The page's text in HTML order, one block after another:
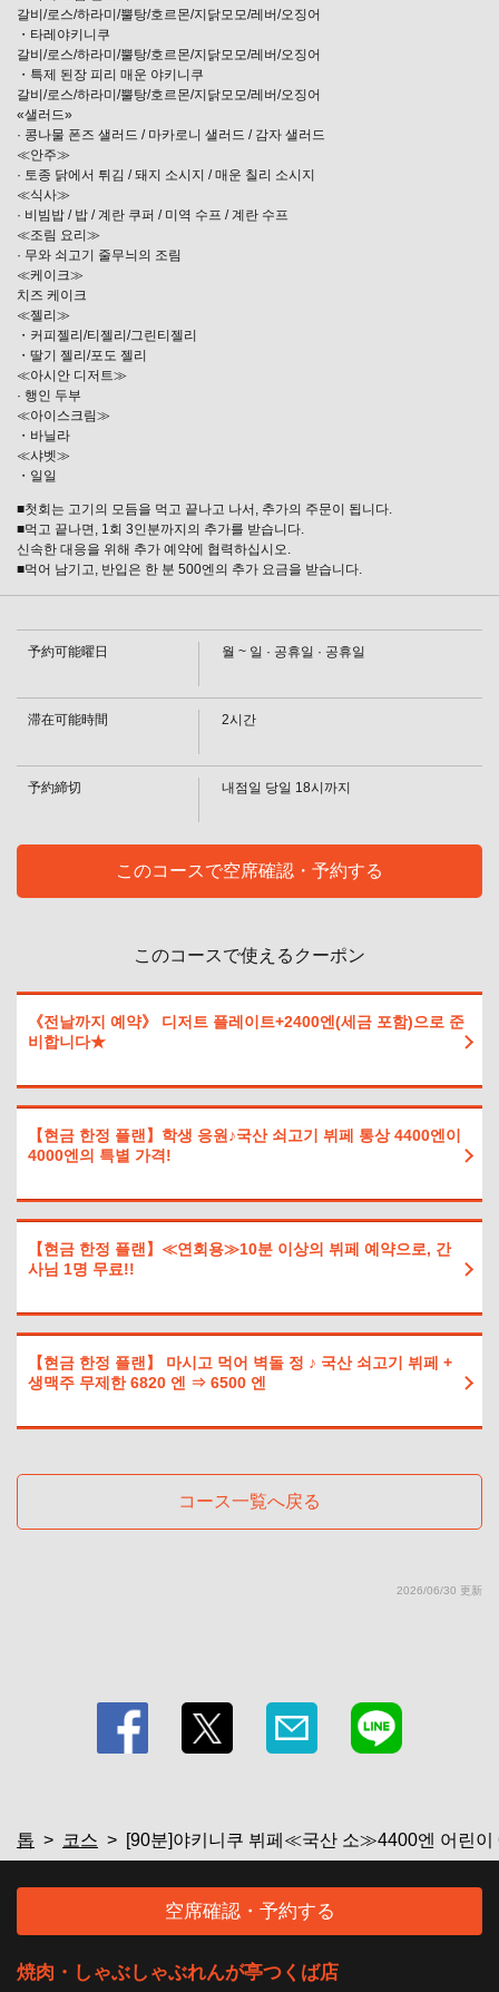
갈비/로스/하라미/뿔탕/호르몬/지닭모모/레버/오징어
・타레야키니쿠
갈비/로스/하라미/뿔탕/호르몬/지닭모모/레버/오징어
・특제 된장 피리 매운 야키니쿠
갈비/로스/하라미/뿔탕/호르몬/지닭모모/레버/오징어
«샐러드»
· 콩나물 폰즈 샐러드 / 마카로니 샐러드 / 감자 샐러드
≪안주≫
· 토종 닭에서 튀김 / 돼지 소시지 / 매운 칠리 소시지
≪식사≫
· 비빔밥 / 밥 / 계란 쿠퍼 / 미역 수프 / 계란 수프
≪조림 요리≫
· 무와 쇠고기 줄무늬의 조림
≪케이크≫
치즈 케이크
≪젤리≫
・커피젤리/티젤리/그린티젤리
・딸기 젤리/포도 젤리
≪아시안 디저트≫
· 행인 두부
≪아이스크림≫
・바닐라
≪샤벳≫
・일일
■첫회는 고기의 모듬을 먹고 끝나고 나서, 추가의 주문이 됩니다.
■먹고 끝나면, 1회 3인분까지의 추가를 받습니다.
신속한 대응을 위해 추가 예약에 협력하십시오.
■먹어 남기고, 반입은 한 분 500엔의 추가 요금을 받습니다.
予約可能曜日 월 ~ 일 · 공휴일 · 공휴일
滞在可能時間 2시간
予約締切 내점일 당일 18시까지
このコースで空席確認・予約する
このコースで使えるクーポン
《전날까지 예약》 디저트 플레이트+2400엔(세금 포함)으로 준
비합니다★
【현금 한정 플랜】학생 응원♪국산 쇠고기 뷔페 통상 4400엔이
4000엔의 특별 가격!
【현금 한정 플랜】≪연회용≫10분 이상의 뷔페 예약으로, 간
사님 1명 무료!!
【현금 한정 플랜】 마시고 먹어 벽돌 정 ♪ 국산 쇠고기 뷔페 +
생맥주 무제한 6820 엔 ⇒ 6500 엔
コース一覧へ戻る
2026/06/30 更新
この店舗情報をシェアする
2200엔 5세 이하 무료 | 焼肉・しゃぶしゃぶれんが亭つくば
店
https://rengatei-tsukuba.owst.jp/courses/2284298
お店情報をコピー
톱 코스 [90분]야키니쿠 뷔페≪국산 소≫4400엔 어린이
空席確認・予約する
焼肉・しゃぶしゃぶれんが亭つくば店